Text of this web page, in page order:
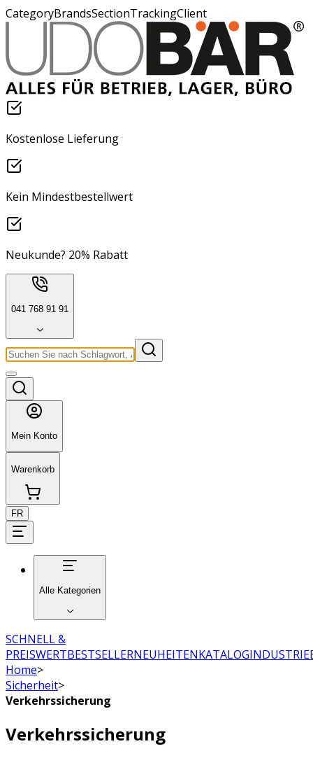
CategoryBrandsSectionTrackingClient
Kostenlose Lieferung
Kein Mindestbestellwert
Neukunde? 20% Rabatt
041 768 91 91
Mein Konto
Warenkorb
FR
Alle Kategorien
SCHNELL &
PREISWERTBESTSELLERNEUHEITENKATALOG
Home>
Sicherheit>
Verkehrssicherung
Verkehrssicherung